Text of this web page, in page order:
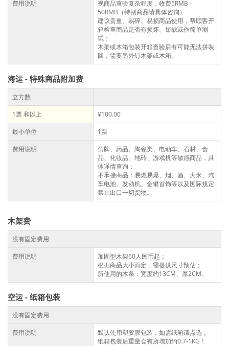
费用说明
视商品查验复杂程度，收费5RMB -
50RMB（特别商品请具体咨询）
建议贵重、易碎、易损商品使用，帮顾客开
箱检查商品是否有损坏、短缺或作简单测
试；
木架或木箱包装开箱查验后有可能无法拼装
回，需要另外钉木架或木箱。
海运 - 特殊商品附加费
立方数
1票 和以上
¥100.00
最小单位
1票
费用说明
仿牌、药品、陶瓷类、电动车、石材、食
品、化妆品、地砖、游戏机等敏感商品，具
体详情查询；
不承接商品：易燃易爆、烟、酒、大米、汽
车电池、发动机、金银首饰等以及国际规定
禁止出口一切货物。
木架费
没有固定费用
费用说明
加固型木架60人民币起；
根据商品大小而定，需提供尺寸预估；
所使用的木条：宽度约13CM、厚2CM。
空运 - 纸箱包装
没有固定费用
费用说明
默认使用塑胶膜包装，如需纸箱请点选；
纸箱包装后重量会有所增加约0.7-1KG！